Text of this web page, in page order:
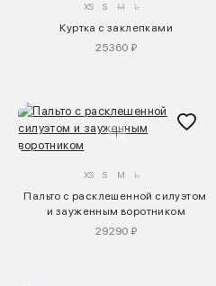
XS S M L
Куртка с заклепками
25360 ₽
XS S M L
Пальто с расклешенной силуэтом
и зауженным воротником
29290 ₽